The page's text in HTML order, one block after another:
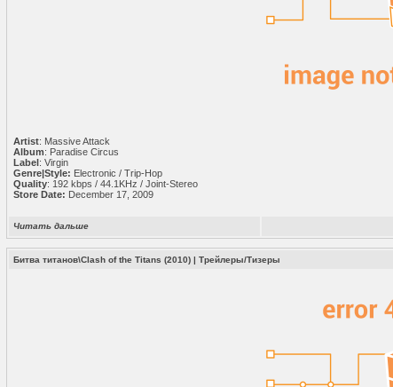
Artist: Massive Attack
Album: Paradise Circus
Label: Virgin
Genre|Style: Electronic / Trip-Hop
Quality: 192 kbps / 44.1KHz / Joint-Stereo
Store Date: December 17, 2009
Читать дальше
Битва титанов\Clash of the Titans (2010) |Трейлеры/Тизеры